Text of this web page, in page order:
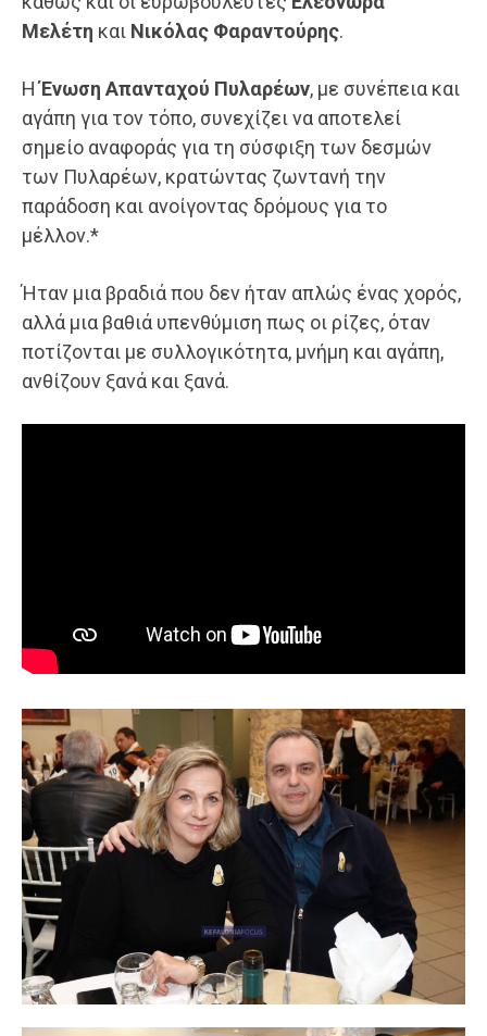
Μελέτη και Νικόλας Φαραντούρης.
ΗΈνωση Απανταχού Πυλαρέων, με συνέπεια και
αγάπη για τον τόπο, συνεχίζει να αποτελεί
σημείο αναφοράς για τη σύσφιξη των δεσμών
των Πυλαρέων, κρατώντας ζωντανή την
παράδοση και ανοίγοντας δρόμους για το
μέλλον.*
Ήταν μια βραδιά που δεν ήταν απλώς ένας χορός,
αλλά μια βαθιά υπενθύμιση πως οι ρίζες, όταν
ποτίζονται με συλλογικότητα, μνήμη και αγάπη,
ανθίζουν ξανά και ξανά.